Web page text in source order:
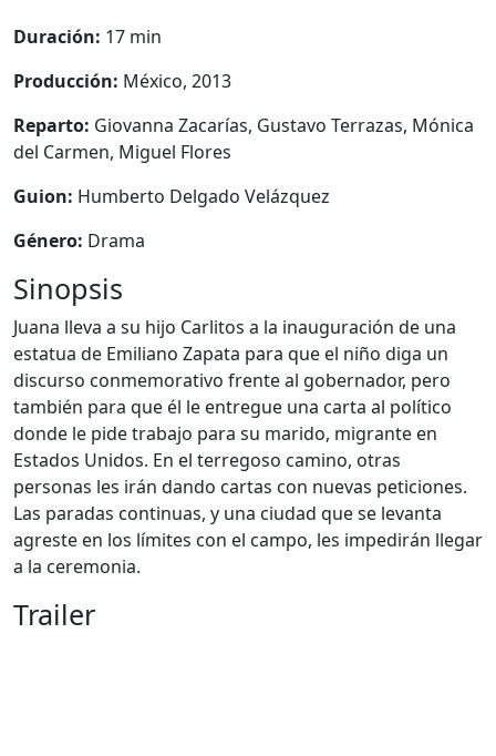
Duración: 17 min
Producción: México, 2013
Reparto: Giovanna Zacarías, Gustavo Terrazas, Mónica
del Carmen, Miguel Flores
Guion: Humberto Delgado Velázquez
Género: Drama
Sinopsis
Juana lleva a su hijo Carlitos a la inauguración de una
estatua de Emiliano Zapata para que el niño diga un
discurso conmemorativo frente al gobernador, pero
también para que él le entregue una carta al político
donde le pide trabajo para su marido, migrante en
Estados Unidos. En el terregoso camino, otras
personas les irán dando cartas con nuevas peticiones.
Las paradas continuas, y una ciudad que se levanta
agreste en los límites con el campo, les impedirán llegar
a la ceremonia.
Trailer